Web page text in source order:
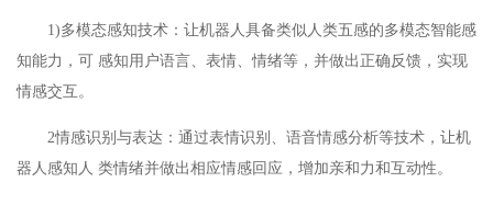
1)多模态感知技术：让机器人具备类似人类五感的多模态智能感
知能力，可 感知用户语言、表情、情绪等，并做出正确反馈，实现
情感交互。
2情感识别与表达：通过表情识别、语音情感分析等技术，让机
器人感知人 类情绪并做出相应情感回应，增加亲和力和互动性。